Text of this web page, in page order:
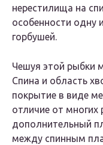
нерестилища на
особенности одну
горбушей.
Чешуя этой рыбки
Спина и область
покрытие в виде
отличие от
дополнительный
между спинным